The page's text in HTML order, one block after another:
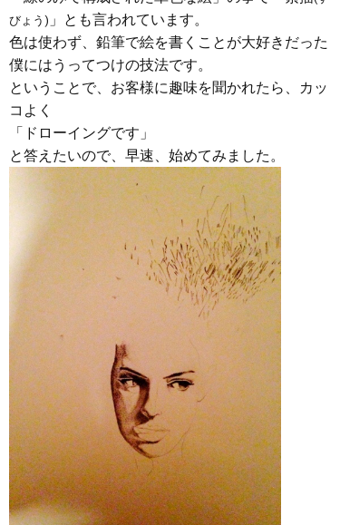
びょう) 」とも言われています。
色は使わず、鉛筆で絵を書くことが大好きだった
僕にはうってつけの技法です。
ということで、お客様に趣味を聞かれたら、カッ
コよく
「ドローイングです」
と答えたいので、早速、始めてみました。